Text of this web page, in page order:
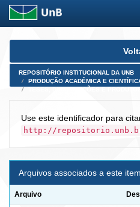
Skip
REPOSITÓRIO INSTITUCIONAL DA UNB
PRODUÇÃO ACADÊMICA E
Use este identificador para
http://
Arquivos associados a este
Arquivo